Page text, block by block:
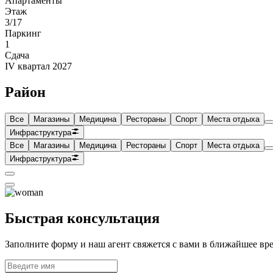
Этаж
3/17
Паркинг
1
Сдача
IV квартал 2027
Район
Все Магазины Медицина Рестораны Спорт
Места отдыха
Инфраструктура
Все
Магазины Медицина Рестораны Спорт
Места отдыха
Инфраструктура
Быстрая консультация
Заполните форму и наш агент свяжется с вами в ближайшее